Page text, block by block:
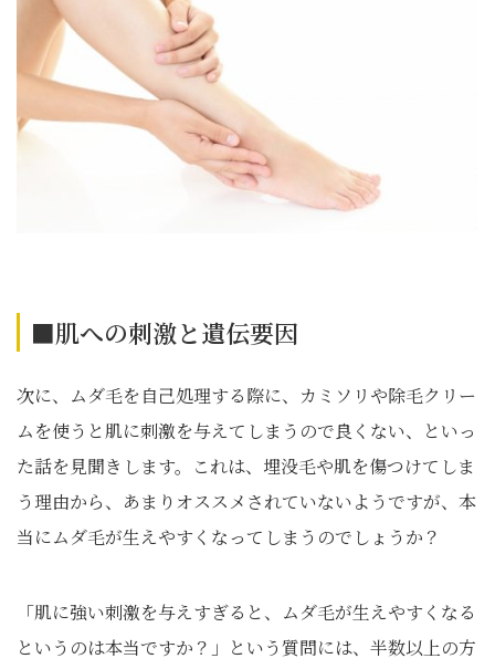
■肌への刺激と遺伝要因
次に、ムダ毛を自己処理する際に、カミソリや除毛クリー
ムを使うと肌に刺激を与えてしまうので良くない、といっ
た話を見聞きします。これは、埋没毛や肌を傷つけてしま
う理由から、あまりオススメされていないようですが、本
当にムダ毛が生えやすくなってしまうのでしょうか？
「肌に強い刺激を与えすぎると、ムダ毛が生えやすくなる
というのは本当ですか？」という質問には、半数以上の方